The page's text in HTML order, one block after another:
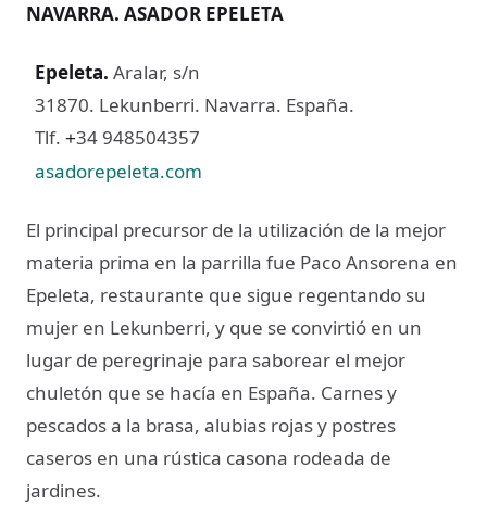
NAVARRA. ASADOR EPELETA
Epeleta. Aralar, s/n
31870. Lekunberri. Navarra. España.
Tlf. +34 948504357
asadorepeleta.com
El principal precursor de la utilización de la mejor
materia prima en la parrilla fue Paco Ansorena en
Epeleta, restaurante que sigue regentando su
mujer en Lekunberri, y que se convirtió en un
lugar de peregrinaje para saborear el mejor
chuletón que se hacía en España. Carnes y
pescados a la brasa, alubias rojas y postres
caseros en una rústica casona rodeada de
jardines.